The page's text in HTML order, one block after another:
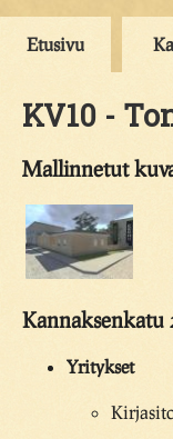
Etusivu
KV10 -
Mallinnetut
Kannaksenkatu
Yritykset